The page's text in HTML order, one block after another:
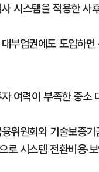
시스템을 적용한 사
부업권에도 도입하
여력이 부족한 중소
위원회와 기술보증
로 시스템 전환비용·